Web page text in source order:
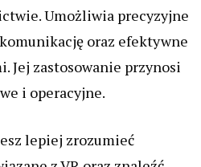
Umożliwia precyzyjne
oraz efektywne
Jej zastosowanie przynosi
i operacyjne.
lepiej zrozumieć